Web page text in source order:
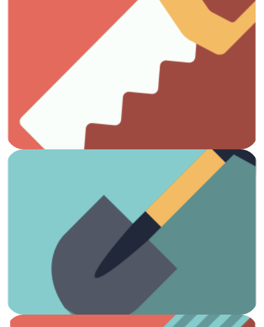
Carpintería
Todo lo que necesitas para el trabajo con madera.
Jardinería
¡Es hora de arreglar el jardín!
Ver artículos